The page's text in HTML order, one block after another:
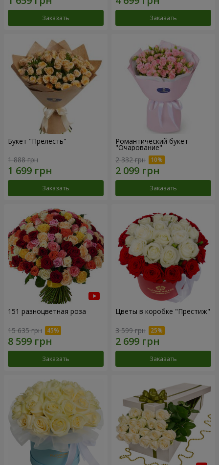
Заказать Заказать
Букет "Прелесть"
1 888 грн
Заказать
Романтический букет
"Очарование"
2 332 грн
Заказать
151 разноцветная роза
15 635 грн
Заказать
Цветы в коробке "Престиж"
3 599 грн
Заказать